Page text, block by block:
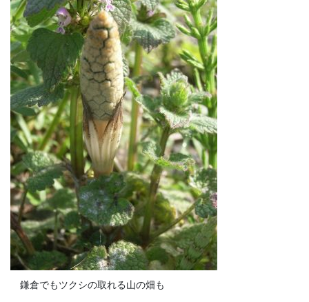
鎌倉でもツクシの取れる山の畑も